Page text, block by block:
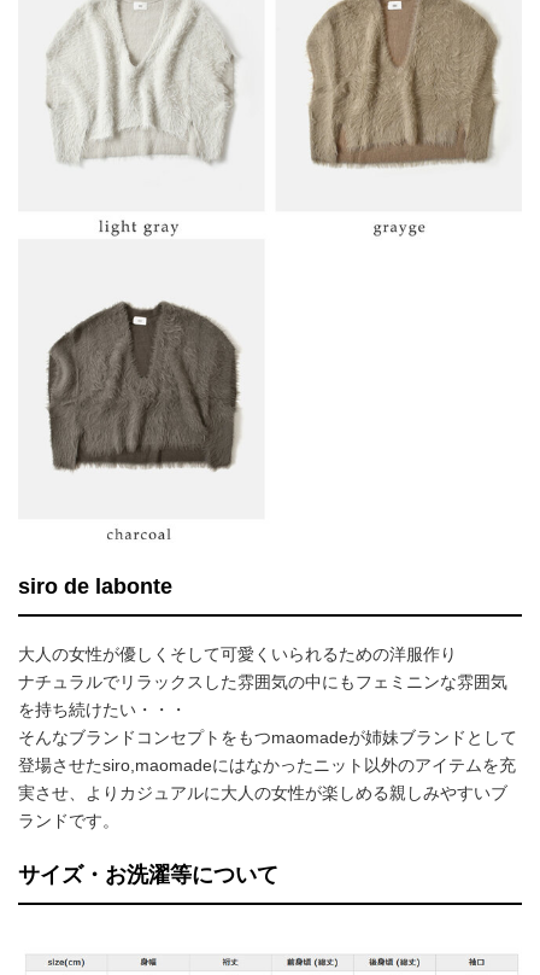
siro de labonte
大人の女性が優しくそして可愛くいられるための洋服作り
ナチュラルでリラックスした雰囲気の中にもフェミニンな雰囲気
を持ち続けたい・・・
そんなブランドコンセプトをもつmaomadeが姉妹ブランドとして
登場させたsiro,maomadeにはなかったニット以外のアイテムを充
実させ、よりカジュアルに大人の女性が楽しめる親しみやすいブ
ランドです。
サイズ・お洗濯等について